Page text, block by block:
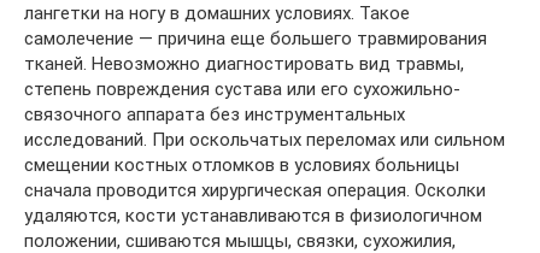
лангетки на ногу в домашних условиях. Такое
самолечение — причина еще большего травмирования
тканей. Невозможно диагностировать вид травмы,
степень повреждения сустава или его сухожильно-
связочного аппарата без инструментальных
исследований. При оскольчатых переломах или сильном
смещении костных отломков в условиях больницы
сначала проводится хирургическая операция. Осколки
удаляются, кости устанавливаются в физиологичном
положении, сшиваются мышцы, связки, сухожилия,